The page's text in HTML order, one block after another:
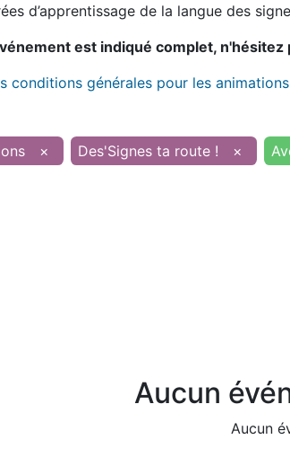
d’apprentissage de la langue des
est indiqué complet,
conditions générales pour les
× Des'Signes ta route ! ×
Aucun
Aucun